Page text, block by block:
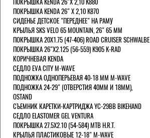
ПОКРЫШКА KENDA 26" Х 2,10 K870
СИДЕНЬЕ ДЕТСКОЕ "ПЕРЕДНЕЕ" НА РАМУ
КРЫЛЬЯ SKS VELO 65 MOUNTAIN, 26" 65 ММ
ПОКРЫШКА 20X1.75 (47-406) ROAD CRUISER SCHWALBE
ПОКРЫШКА 26"Х2.125 (56-559) K905 K-RAD
КОРИЧНЕВАЯ KENDA
СЕДЛО EVA CITY M-WAVE
ПОДНОЖКА ОДНОПЕРЬЕВАЯ 40-18 ММ M-WAVE
ПОДНОЖКА 24-29" (ОТВЕРСТИЯ 40ММ И 18ММ),
OSTAND
СЪЕМНИК КАРЕТКИ-КАРТРИДЖА YC-29BB BIKEHAND
СЕДЛО ELASTOMER GEL VENTURA
ПОКРЫШКА 27.5X2.10 (54-584) MTB H.R.T.
КРЫЛЬЯ ПЛАСТИКОВЫЕ 12-18" M-WAVE